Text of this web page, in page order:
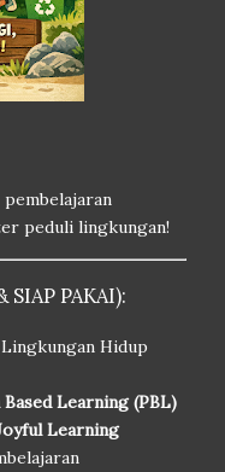
pembelajaran
peduli lingkungan!
SIAP PAKAI):
Hidup
Learning (PBL)
Learning